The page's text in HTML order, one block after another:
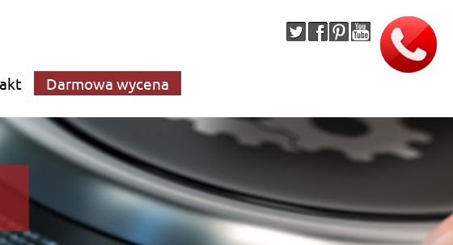
Darmowa wycena